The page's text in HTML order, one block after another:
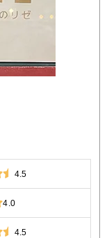
4.5
4.0
4.5